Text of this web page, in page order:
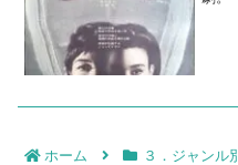
ホーム ３．ジャンル